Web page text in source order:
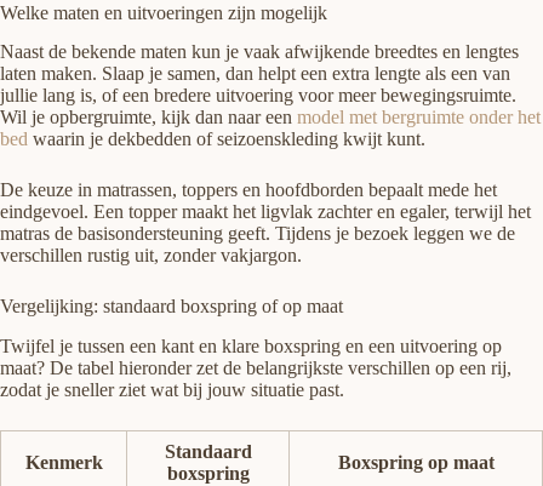
Welke maten en uitvoeringen zijn mogelijk
Naast de bekende maten kun je vaak afwijkende breedtes en lengtes
laten maken. Slaap je samen, dan helpt een extra lengte als een van
jullie lang is, of een bredere uitvoering voor meer bewegingsruimte.
Wil je opbergruimte, kijk dan naar een model met bergruimte onder het
bed waarin je dekbedden of seizoenskleding kwijt kunt.
De keuze in matrassen, toppers en hoofdborden bepaalt mede het
eindgevoel. Een topper maakt het ligvlak zachter en egaler, terwijl het
matras de basisondersteuning geeft. Tijdens je bezoek leggen we de
verschillen rustig uit, zonder vakjargon.
Vergelijking: standaard boxspring of op maat
Twijfel je tussen een kant en klare boxspring en een uitvoering op
maat? De tabel hieronder zet de belangrijkste verschillen op een rij,
zodat je sneller ziet wat bij jouw situatie past.
Kenmerk
Standaard
boxspring
Boxspring op maat